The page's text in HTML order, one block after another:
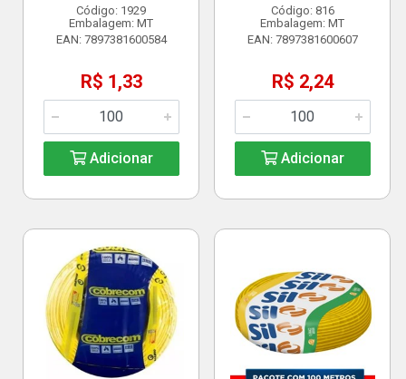
Código: 1929
Embalagem: MT
EAN: 7897381600584
R$ 1,33
Adicionar
Código: 816
Embalagem: MT
EAN: 7897381600607
R$ 2,24
Adicionar